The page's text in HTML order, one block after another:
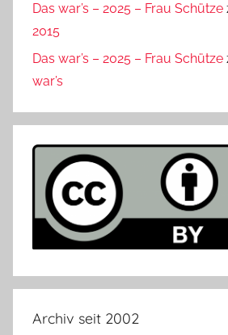
Das war’s – 2025 – Frau Schütze
2015
Das war’s – 2025 – Frau Schütze
war’s
Archiv seit 2002